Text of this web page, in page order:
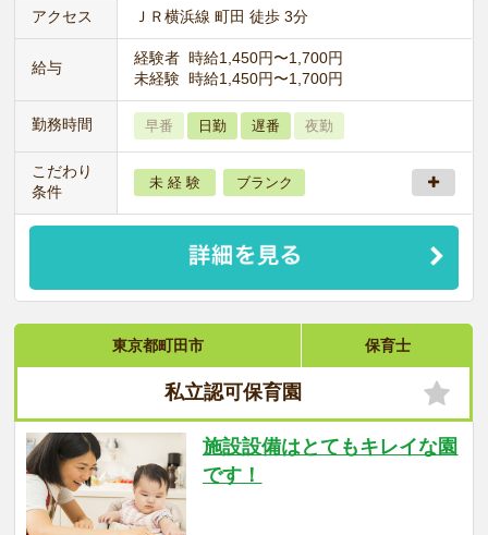
アクセス ＪＲ横浜線 町田 徒歩 3分
給与
経験者 時給1,450円〜1,700円
未経験 時給1,450円〜1,700円
勤務時間 早番 日勤 遅番 夜勤
こだわり
条件
未 経 験 ブランク
東京都町田市 保育士
私立認可保育園
施設設備はとてもキレイな園
です！